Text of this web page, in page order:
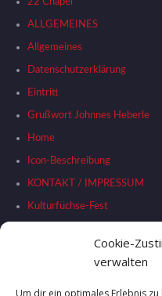
Cookie-
verwalten
Um dir ein optimales Erlebnis
ALLGEMEINES
Allgemeines
Datenschutzerklärung
Eintritt
Grußwort Johnnes Heberle
Home
Icon-Beschreibung
KONTAKT / IMPRESSUM
Kulturfüchse-Fest
RAHMENPROGRAMM